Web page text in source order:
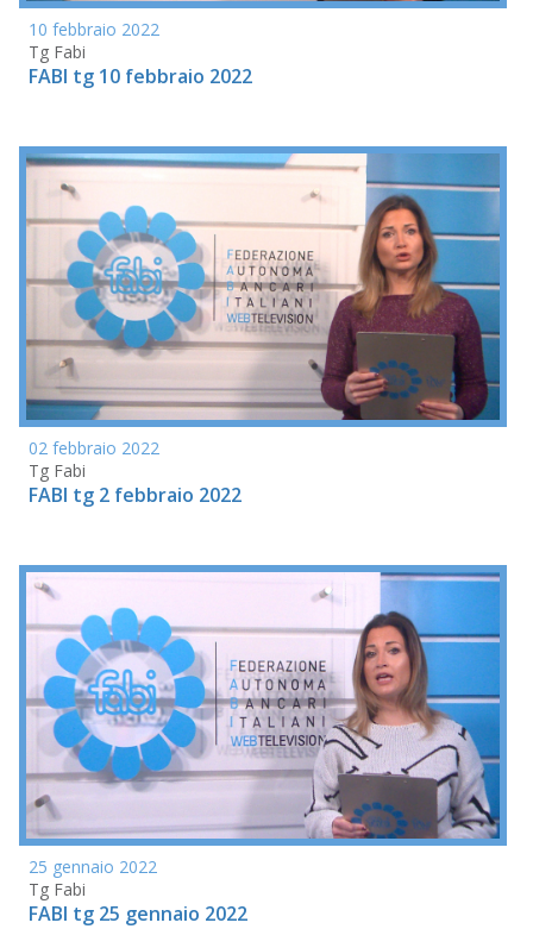
10 febbraio 2022
Tg Fabi
FABI tg 10 febbraio 2022
02 febbraio 2022
Tg Fabi
FABI tg 2 febbraio 2022
25 gennaio 2022
Tg Fabi
FABI tg 25 gennaio 2022